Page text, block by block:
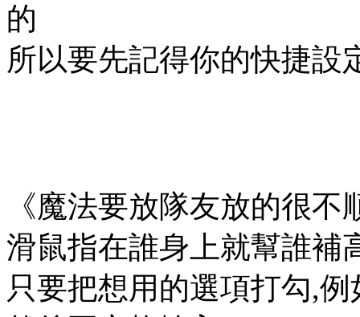
的
所以要先記得你的快捷設
《魔法要放隊友放的很不
滑鼠指在誰身上就幫誰補
只要把想用的選項打勾,例